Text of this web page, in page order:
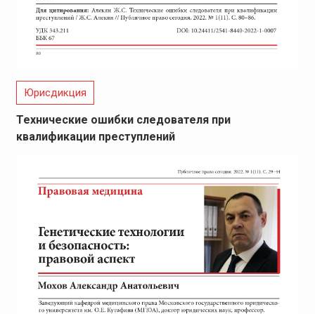
Юрисдикция
Технические ошибки следователя при
квалификации преступлений